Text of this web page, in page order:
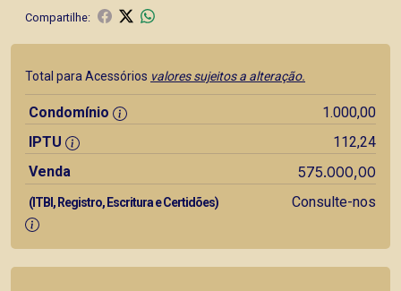
Compartilhe:
Total para Acessórios valores sujeitos a alteração.
Condomínio
1.000,00
IPTU
112,24
Venda
575.000,00
(ITBI, Registro, Escritura e Certidões) Consulte-nos